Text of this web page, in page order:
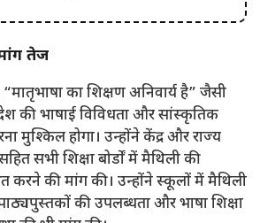
तेज
का शिक्षण अनिवार्य है” जैसी
की भाषाई विविधता और सांस्कृतिक
मुश्किल होगा। उन्होंने केंद्र और राज्य
सभी शिक्षा बोर्डों में मैथिली की
करने की मांग की। उन्होंने स्कूलों में मैथिली
की उपलब्धता और भाषा शिक्षा